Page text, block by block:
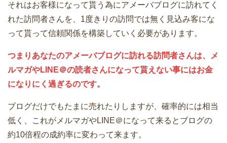
それはお客様になって貰う為にアメーバブログに訪れてく
れた訪問者さんを、1度きりの訪問では無く見込み客にな
って貰って信頼関係を構築していく必要があります。
つまりあなたのアメーバブログに訪れる訪問者さんは、メ
ルマガやLINE＠の読者さんになって貰えない事にはお金
になりにく過ぎるのです。
ブログだけでもたまに売れたりしますが、確率的には相当
低く、これがメルマガやLINE＠になって来るとブログの
約10倍程の成約率に変わって来ます。